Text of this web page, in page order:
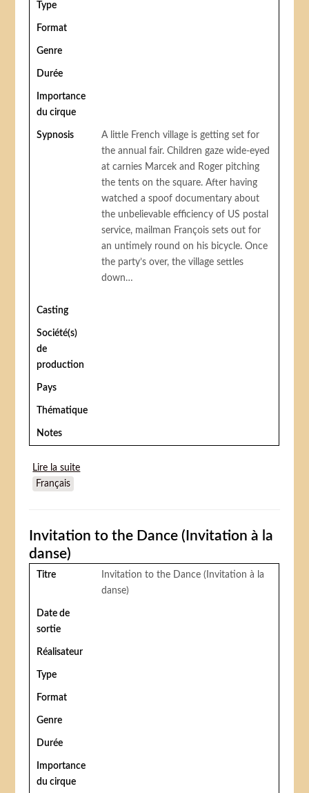
Type
Format
Genre
Durée
Importance
du cirque
Sypnosis
A little French village is getting set for
the annual fair. Children gaze wide-eyed
at carnies Marcek and Roger pitching
the tents on the square. After having
watched a spoof documentary about
the unbelievable efficiency of US postal
service, mailman François sets out for
an untimely round on his bicycle. Once
the party’s over, the village settles
down…
Casting
Société(s)
de
production
Pays
Thématique
Notes
Lire la suite
Français
Invitation to the Dance (Invitation à la
danse)
Titre
Invitation to the Dance (Invitation à la
danse)
Date de
sortie
Réalisateur
Type
Format
Genre
Durée
Importance
du cirque